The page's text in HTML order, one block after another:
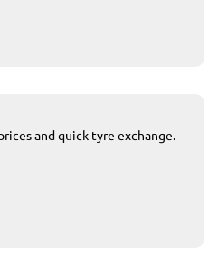
and quick tyre exchange.